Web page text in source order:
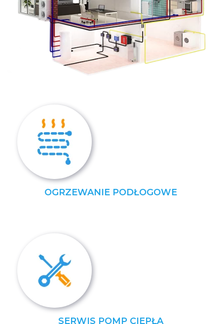
OGRZEWANIE PODŁOGOWE
SERWIS POMP CIEPŁA